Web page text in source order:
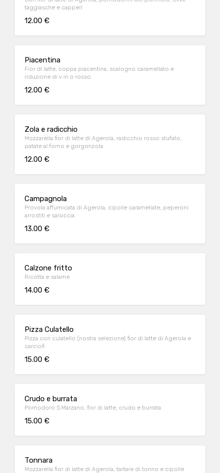
taggiasche e capperi
12.00 €
Piacentina
Fior di latte, coppa piacentina, scalogno caramellato e
riduzione di v in o rosso
12.00 €
Zola e radicchio
Mozzarella fior di latte di Agerola, radicchio rosso stufato,
patate al forno e gorgonzola
12.00 €
Campagnola
Provola affumicata di Agerola, cipolle caramellate, peperoni
arrostiti e salsiccia
13.00 €
Calzone fritto
Ricotta e salame
14.00 €
Pizza Culatello
Pizza con culatello (nostra selezione) fior di latte di Agerola e
carciofi
15.00 €
Crudo e burrata
Pomodoro S.Marzano, fior di latte, crudo e burrata
15.00 €
Tonnara
Mozzarella fior di latte di Agerola, tartare di tonno e cipolle